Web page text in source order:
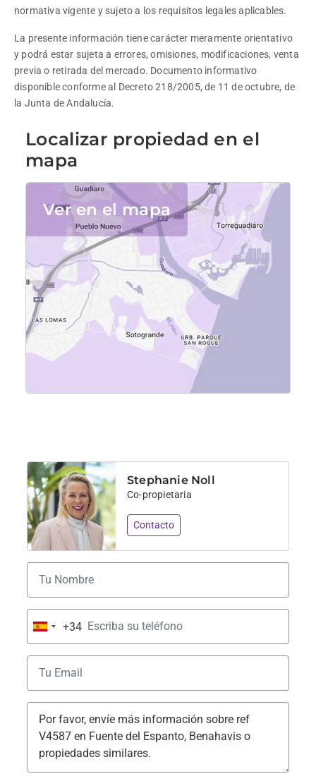
normativa vigente y sujeto a los requisitos legales aplicables.
La presente información tiene carácter meramente orientativo
y podrá estar sujeta a errores, omisiones, modificaciones, venta
previa o retirada del mercado. Documento informativo
disponible conforme al Decreto 218/2005, de 11 de octubre, de
la Junta de Andalucía.
Localizar propiedad en el
mapa
Ver en el mapa
Stephanie Noll
Co-propietaria
Contacto
Spain+34